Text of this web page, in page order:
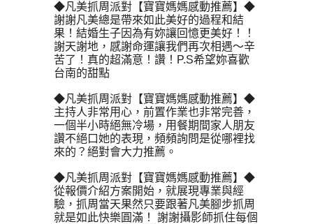
◆凡美抓周派對【寶寶媽媽感動推薦】◆
謝謝凡美總是帶來如此美好的過程和結
果！結婚生子因為有妳讓回憶更美好！！
謝天謝地，感謝命運讓我們再次相遇～辛
苦了！真的超滿意！讚！P.S希望妳喜歡
台南的甜點
◆凡美抓周派對【寶寶媽媽感動推薦】◆
主持人非常用心，前置作業也非常完善，
一個半小時絕無冷場，用餐期間家人朋友
讚不絕口她的表現，頻頻詢問是從哪裡找
來的？絕對會大力推薦。
◆凡美抓周派對【寶寶媽媽感動推薦】◆
從報價介紹方案開始，就展現專業與經
驗，抓周當天果然只要跟著凡美腳步抓周
就是如此快樂圓滿！ 謝謝攝影師抓住每個